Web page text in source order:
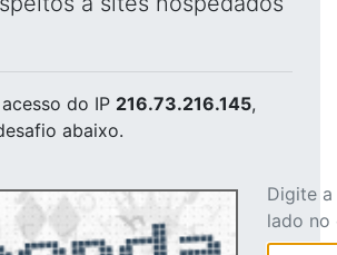
do IP 216.73.216.145,
abaixo.
Digite
lado no